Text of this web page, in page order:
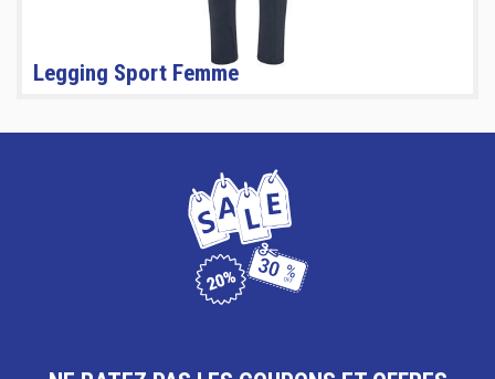
Legging Sport Femme